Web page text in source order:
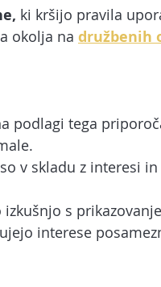
ki kršijo pravila
okolja na družbenih
podlagi tega
v skladu z interesi
s
interese